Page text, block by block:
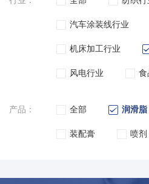
汽车涂装线行业
机床加工行业
风电行业
产品： 全部 润滑脂
装配膏
喷剂